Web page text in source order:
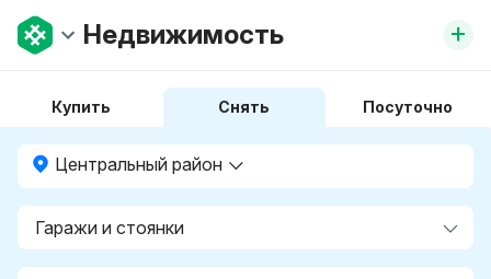
Недвижимость +
Купить Снять Посуточно
Центральный район